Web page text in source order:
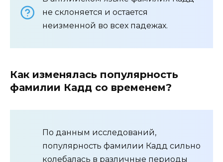
не склоняется и остается
неизменной во всех падежах.
Как изменялась популярность
фамилии Кадд со временем?
По данным исследований,
популярность фамилии Кадд сильно
колебалась в различные периоды